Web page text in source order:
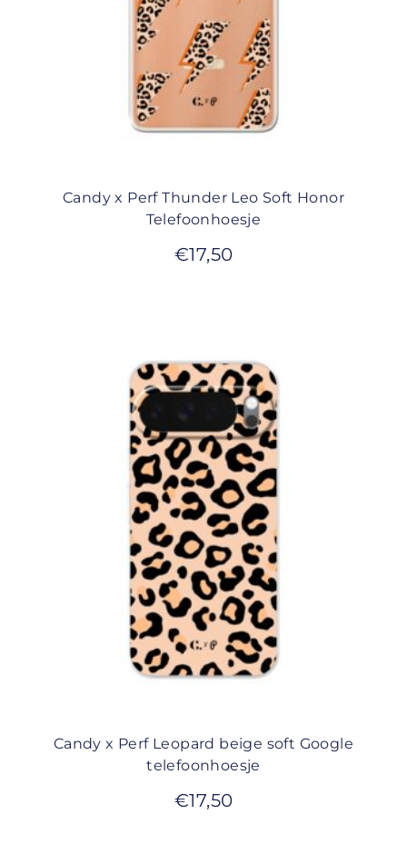
Candy x Perf Thunder Leo Soft Honor
Telefoonhoesje
€17,50
Candy x Perf Leopard beige soft Google
telefoonhoesje
€17,50